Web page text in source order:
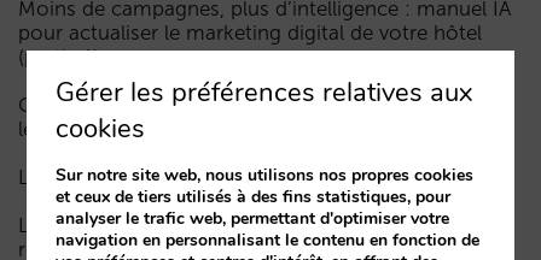
Moins de campagnes, plus d’intelligence : manuel IA
pour actualiser le marketing digital de votre hôtel
(partie 1)
Comment un hôtel apparaît dans les assistants d’IA :
les trois couches de visibilité
La fin de l’ère « Book on Metasearch »
Le funnel dans l’IA est cassé. La clé pour le réparer
réside dans la phase de considération
Gérer les préférences relatives aux
cookies
Sur notre site web, nous utilisons nos propres cookies
et ceux de tiers utilisés à des fins statistiques, pour
analyser le trafic web, permettant d'optimiser votre
navigation en personnalisant le contenu en fonction de